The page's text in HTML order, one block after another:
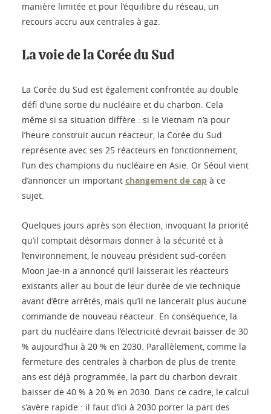
manière limitée et pour l’équilibre du réseau, un
recours accru aux centrales à gaz.
La voie de la Corée du Sud
La Corée du Sud est également confrontée au double
défi d’une sortie du nucléaire et du charbon. Cela
même si sa situation diffère : si le Vietnam n’a pour
l’heure construit aucun réacteur, la Corée du Sud
représente avec ses 25 réacteurs en fonctionnement,
l’un des champions du nucléaire en Asie. Or Séoul vient
d’annoncer un important changement de cap à ce
sujet.
Quelques jours après son élection, invoquant la priorité
qu’il comptait désormais donner à la sécurité et à
l’environnement, le nouveau président sud-coréen
Moon Jae-in a annoncé qu’il laisserait les réacteurs
existants aller au bout de leur durée de vie technique
avant d’être arrêtés, mais qu’il ne lancerait plus aucune
commande de nouveau réacteur. En conséquence, la
part du nucléaire dans l’électricité devrait baisser de 30
% aujourd’hui à 20 % en 2030. Parallèlement, comme la
fermeture des centrales à charbon de plus de trente
ans est déjà programmée, la part du charbon devrait
baisser de 40 % à 20 % en 2030. Dans ce cadre, le calcul
s’avère rapide : il faut d’ici à 2030 porter la part des